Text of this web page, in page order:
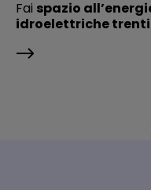
Fai spazio
idroelettriche